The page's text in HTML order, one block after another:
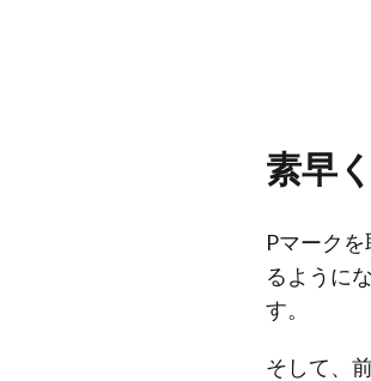
素早
Pマーク
るように
す。
そして、